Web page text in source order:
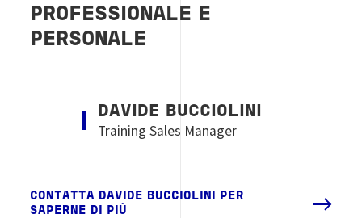
PROFESSIONALE E
PERSONALE
DAVIDE BUCCIOLINI
Training Sales Manager
CONTATTA DAVIDE BUCCIOLINI PER
SAPERNE DI PIÙ